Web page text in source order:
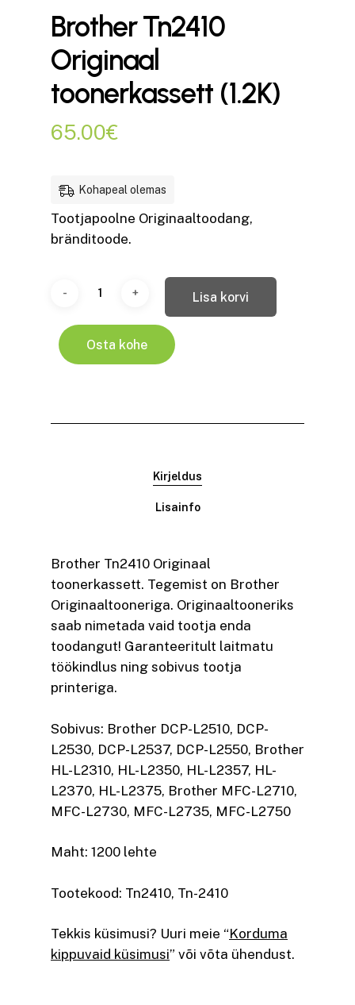
Brother Tn2410
Originaal
toonerkassett (1.2K)
65.00€
Kohapeal olemas
Tootjapoolne Originaaltoodang,
bränditoode.
Lisa korvi
Osta kohe
Kirjeldus
Lisainfo
Brother Tn2410 Originaal
toonerkassett. Tegemist on Brother
Originaaltooneriga. Originaaltooneriks
saab nimetada vaid tootja enda
toodangut! Garanteeritult laitmatu
töökindlus ning sobivus tootja
printeriga.
Sobivus: Brother DCP-L2510, DCP-
L2530, DCP-L2537, DCP-L2550, Brother
HL-L2310, HL-L2350, HL-L2357, HL-
L2370, HL-L2375, Brother MFC-L2710,
MFC-L2730, MFC-L2735, MFC-L2750
Maht: 1200 lehte
Tootekood: Tn2410, Tn-2410
Tekkis küsimusi? Uuri meie “Korduma
kippuvaid küsimusi” või võta ühendust.